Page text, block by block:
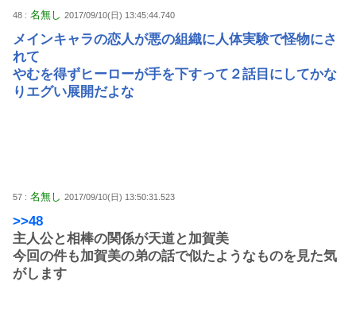
48 : 名無し 2017/09/10(日) 13:45:44.740
メインキャラの恋人が悪の組織に人体実験で怪物にさ
れて
やむを得ずヒーローが手を下すって２話目にしてかな
りエグい展開だよな
57 : 名無し 2017/09/10(日) 13:50:31.523
>>48
主人公と相棒の関係が天道と加賀美
今回の件も加賀美の弟の話で似たようなものを見た気
がします